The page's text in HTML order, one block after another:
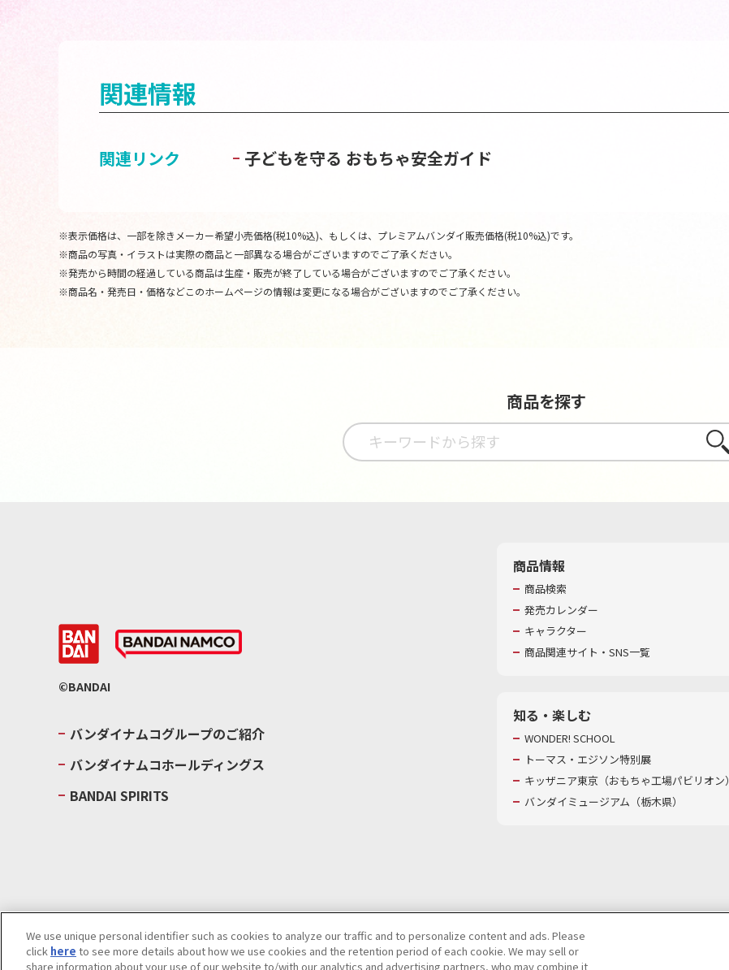
関連情報
関連リンク 子どもを守る おもちゃ安全ガイド
※表示価格は、一部を除きメーカー希望小売価格(税10%込)、もしくは、プレミアムバンダイ販売価格(税10%込)です。
※商品の写真・イラストは実際の商品と一部異なる場合がございますのでご了承ください。
※発売から時間の経過している商品は生産・販売が終了している場合がございますのでご了承ください。
※商品名・発売日・価格などこのホームページの情報は変更になる場合がございますのでご了承ください。
商品を探す
さがす
©BANDAI
バンダイナムコグループのご紹介
バンダイナムコホールディングス
BANDAI SPIRITS
商品情報
商品検索
発売カレンダー
キャラクター
商品関連サイト・SNS一覧
知る・楽しむ
WONDER! SCHOOL
トーマス・エジソン特別展
キッザニア東京（おもちゃ工場パビリオン）​
バンダイミュージアム（栃木県）
ウェブサイトご利用条件ソーシャルメディアポリシー個人情報及び特定個人情報等の取り扱いに関する保護方針
We use unique personal identifier such as cookies to analyze our traffic and to personalize content and ads. Please
click here to see more details about how we use cookies and the retention period of each cookie. We may sell or
share information about your use of our website to/with our analytics and advertising partners, who may combine it